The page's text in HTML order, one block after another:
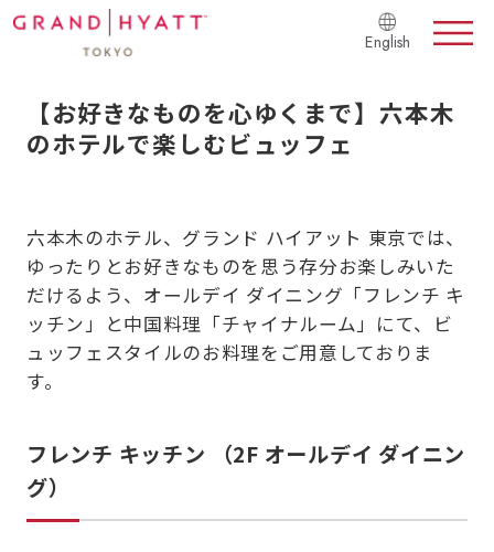
English
【お好きなものを心ゆくまで】六本木
のホテルで楽しむビュッフェ
六本木のホテル、グランド ハイアット 東京では、
ゆったりとお好きなものを思う存分お楽しみいた
だけるよう、オールデイ ダイニング「フレンチ キ
ッチン」と中国料理「チャイナルーム」にて、ビ
ュッフェスタイルのお料理をご用意しておりま
す。
フレンチ キッチン （2F オールデイ ダイニン
グ）